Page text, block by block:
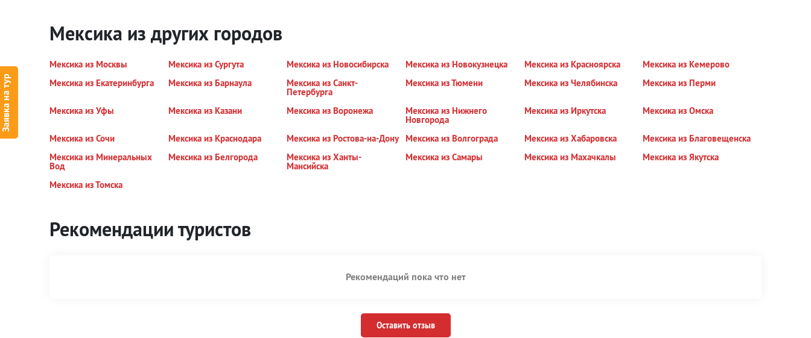
Заявка на тур
Мексика из других городов
Мексика из Москвы Мексика из Сургута Мексика из Новосибирска Мексика из Новокузнецка Мексика из Красноярска
Мексика из Кемерово
Мексика из Екатеринбурга
Мексика из Барнаула Мексика из Санкт-
Петербурга
Мексика из Тюмени Мексика из Челябинска Мексика из Перми
Мексика из Уфы Мексика из Казани Мексика из Воронежа Мексика из Нижнего
Новгорода
Мексика из Иркутска Мексика из Омска
Мексика из Сочи Мексика из Краснодара Мексика из Ростова-на-Дону Мексика из Волгограда Мексика из Хабаровска
Мексика из Благовещенска
Мексика из Минеральных
Вод
Мексика из Белгорода Мексика из Ханты-
Мансийска
Мексика из Самары Мексика из Махачкалы Мексика из Якутска
Мексика из Томска
Рекомендации туристов
Рекомендаций пока что нет
Оставить отзыв